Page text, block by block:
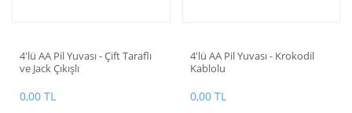
4'lü AA Pil Yuvası - Çift Taraflı
ve Jack Çıkışlı
0,00 TL
4'lü AA Pil Yuvası - Krokodil
Kablolu
0,00 TL